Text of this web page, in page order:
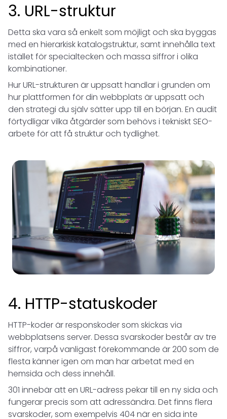
3. URL-struktur
Detta ska vara så enkelt som möjligt och ska byggas
med en hierarkisk katalogstruktur, samt innehålla text
istället för specialtecken och massa siffror i olika
kombinationer.
Hur URL-strukturen är uppsatt handlar i grunden om
hur plattformen för din webbplats är uppsatt och
den strategi du själv sätter upp till en början. En audit
förtydligar vilka åtgärder som behövs i tekniskt SEO-
arbete för att få struktur och tydlighet.
4. HTTP-statuskoder
HTTP-koder är responskoder som skickas via
webbplatsens server. Dessa svarskoder består av tre
siffror, varpå vanligast förekommande är 200 som de
flesta känner igen om man har arbetat med en
hemsida och dess innehåll.
301 innebär att en URL-adress pekar till en ny sida och
fungerar precis som att adressändra. Det finns flera
svarskoder, som exempelvis 404 när en sida inte